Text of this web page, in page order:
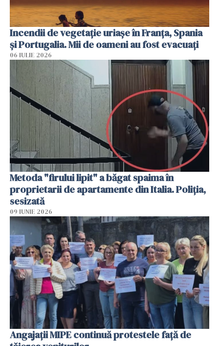
Incendii de vegetație uriașe în Franța, Spania
și Portugalia. Mii de oameni au fost evacuați
06 IULIE 2026
Metoda "firului lipit" a băgat spaima în
proprietarii de apartamente din Italia. Poliția,
sesizată
09 IUNIE 2026
Angajaţii MIPE continuă protestele faţă de